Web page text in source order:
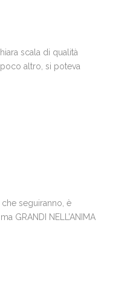
scala di qualità
altro, si poteva
seguiranno, è
GRANDI NELL’ANIMA